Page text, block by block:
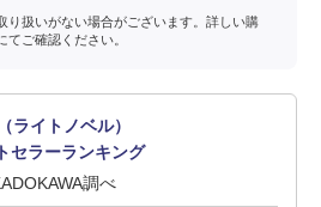
扱いがない場合がございます。詳しい購
てご確認ください。
ライトノベル）
セラーランキング
調べ